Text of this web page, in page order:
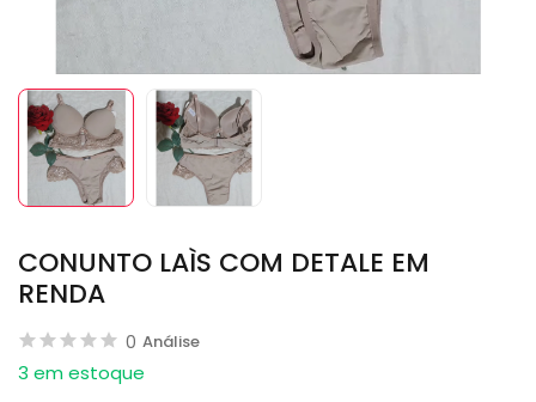
CONUNTO LAÌS COM DETALE EM
RENDA
0 Análise
3 em estoque